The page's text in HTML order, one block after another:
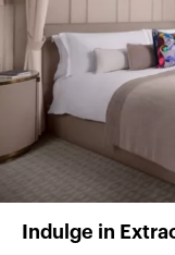
Indulge in